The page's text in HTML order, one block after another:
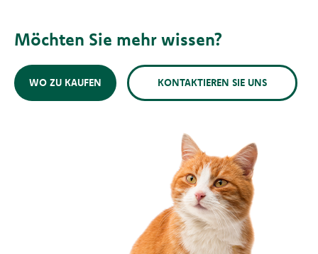
Möchten Sie mehr wissen?
WO ZU KAUFEN KONTAKTIEREN SIE UNS